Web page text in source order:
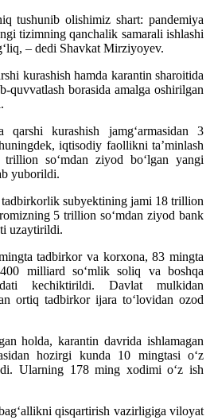
tushunib olishimiz shart: pandemiya
tizimning qanchalik samarali ishlashi
– dedi Shavkat Mirziyoyev.
kurashish hamda karantin sharoitida
quvvatlash borasida amalga oshirilgan
qarshi kurashish jamg‘armasidan 3
iqtisodiy faollikni ta’minlash
so‘mdan ziyod bo‘lgan yangi
yuborildi.
subyektining jami 18 trillion
5 trillion so‘mdan ziyod bank
uzaytirildi.
tadbirkor va korxona, 83 mingta
milliard so‘mlik soliq va boshqa
kechiktirildi. Davlat mulkidan
ortiq tadbirkor ijara to‘lovidan ozod
holda, karantin davrida ishlamagan
hozirgi kunda 10 mingtasi o‘z
Ularning 178 ming xodimi o‘z ish
qisqartirish vazirligiga viloyat